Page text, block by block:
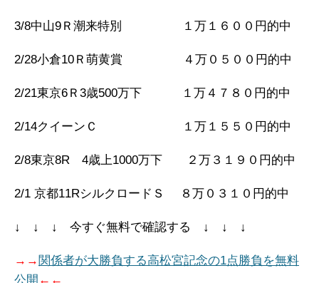
3/8中山9Ｒ潮来特別 １万１６００円的中
2/28小倉10Ｒ萌黄賞 ４万０５００円的中
2/21東京6Ｒ3歳500万下 １万４７８０円的中
2/14クイーンＣ １万１５５０円的中
2/8東京8R 4歳上1000万下 ２万３１９０円的中
2/1 京都11RシルクロードＳ ８万０３１０円的中
↓ ↓ ↓ 今すぐ無料で確認する ↓ ↓ ↓
→→ 関係者が大勝負する高松宮記念の1点勝負を無料
公開 ←←